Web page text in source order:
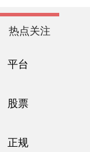
热点关注
平台
股票
正规